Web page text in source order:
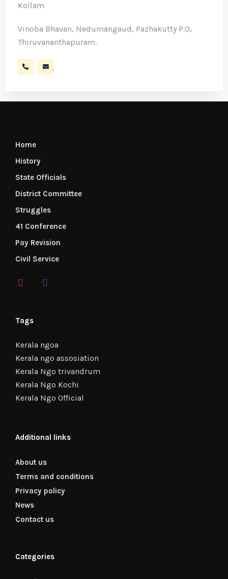
Kollam
Vinoba Bhavan, Nedumangaud, Pazhakutty P.O,
Thiruvananthapuram.
9447585434
Home
History
State Officials
District Committee
Struggles
41 Conference
Pay Revision
Civil Service
Tags
Kerala ngoa
Kerala ngo assosiation
Kerala Ngo trivandrum
Kerala Ngo Kochi
Kerala Ngo Official
Additional links
About us
Terms and conditions
Privacy policy
News
Contact us
Categories